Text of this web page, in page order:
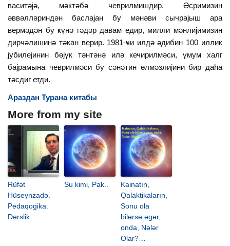
васитәjә, мәктәбә чеврилмишдир. Әсримизин
әввәлләриндән баслаjан бу мәнәви сычраjыш ара
вермәдән бу ҝүнә гәдәр давам едир, милли мәнлиjимизин
дирчәлишинә тәкан верир. 1981-ҹи илдә әдибин 100 иллик
jубилеjинин бөjүк тәнтәнә илә кечирилмәси, үмум халг
баjрамына чеврилмәси бу сәнәтин өлмәзлиjини бир даһа
тәсдиг етди.
Араздан Турана китабы
More from my site
Rüfət
Hüseynzadə.
Pedaqogika.
Dərslik
Su kimi, Pak..
Kainatın,
Qalaktikaların,
Sonu ola
bilərsə əgər,
onda, Nələr
Olar?…